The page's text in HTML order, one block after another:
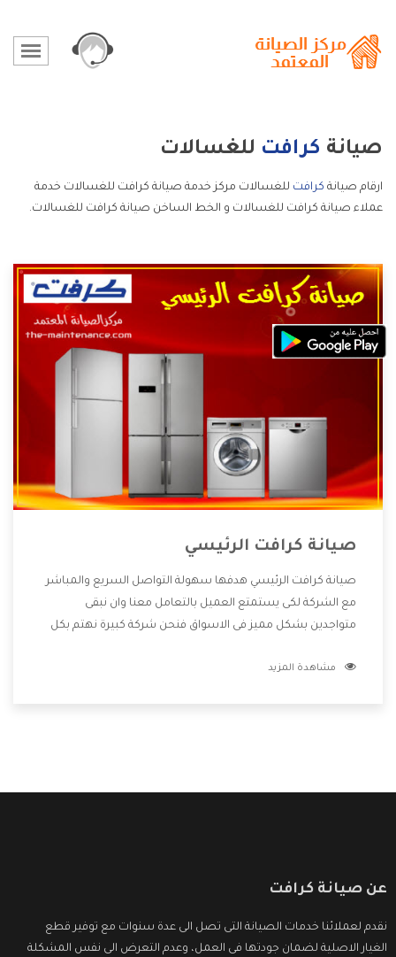
صيانة كرافت للغسالات
ارقام صيانة كرافت للغسالات مركز خدمة صيانة كرافت للغسالات خدمة
عملاء صيانة كرافت للغسالات و الخط الساخن صيانة كرافت للغسالات.
صيانة كرافت الرئيسي
صيانة كرافت الرئيسي هدفها سهولة التواصل السريع والمباشر
مع الشركة لكى يستمتع العميل بالتعامل معنا وان نبقى
متواجدين بشكل مميز فى الاسواق فنحن شركة كبيرة نهتم بكل
الشركة بها والتى تكون منها خدمة الصيانة التى تكون من أهم
مشاهدة المزيد
عن صيانة كرافت
نقدم لعملائنا خدمات الصيانة التى تصل الى عدة سنوات مع توفير قطع
الغيار الاصلية لضمان جودتها فى العمل، وعدم التعرض الى نفس المشكلة